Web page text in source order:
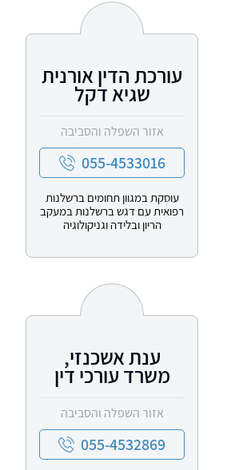
עורכת הדין אורנית
שגיא דקל
אזור השפלה והסביבה
055-4533016
עוסקת במגוון תחומים ברשלנות
רפואית עם דגש ברשלנות במעקב
הריון ובלידה וגניקולוגיה
ענת אשכנזי,
משרד עורכי דין
אזור השפלה והסביבה
055-4532869